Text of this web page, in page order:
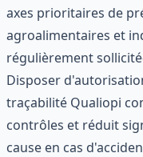
axes prioritaires de
agroalimentaires et
régulièrement
Disposer
traçabilité Qualiopi
contrôles et réduit
cause en cas